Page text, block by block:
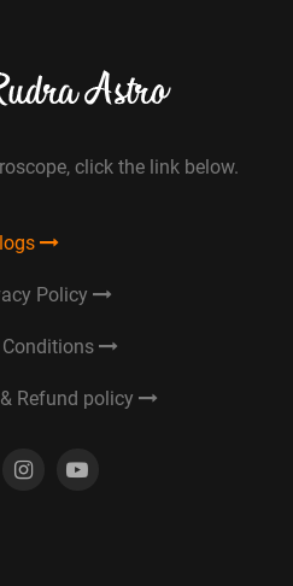
click the link below.
Policy
Refund policy